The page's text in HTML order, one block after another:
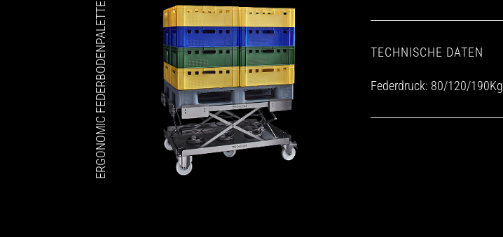
ERGONOMIC FEDERBODENPALETTE TECHNISCHE DATEN
Federdruck: 80/120/190Kg